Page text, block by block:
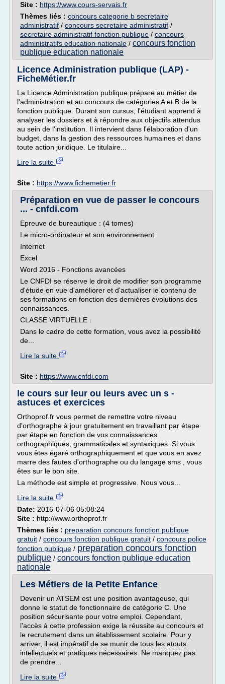
Site : https://www.cours-servais.fr
Thèmes liés : concours categorie b secretaire
administratif / concours secretaire administratif /
secretaire administratif fonction publique / concours
administratifs education nationale / concours fonction
publique education nationale
Licence Administration publique (LAP) -
FicheMétier.fr
La Licence Administration publique prépare au métier de
l'administration et au concours de catégories A et B de la
fonction publique. Durant son cursus, l'étudiant apprend à
analyser les dossiers et à répondre aux objectifs attendus
au sein de l'institution. Il intervient dans l'élaboration d'un
budget, dans la gestion des ressources humaines et dans
toute action juridique. Le titulaire...
Lire la suite
Site : https://www.fichemetier.fr
Préparation en vue de passer le concours
... - cnfdi.com
Epreuve de bureautique : (4 tomes)
Le micro-ordinateur et son environnement
Internet
Excel
Word 2016 - Fonctions avancées
Le CNFDI se réserve le droit de modifier son programme
d'étude en vue d'améliorer et d'actualiser le contenu de
ses formations en fonction des dernières évolutions des
connaissances.
CLASSE VIRTUELLE :
Dans le cadre de cette formation, vous avez la possibilité
de...
Lire la suite
Site : https://www.cnfdi.com
le cours sur leur ou leurs avec un s -
astuces et exercices
Orthoprof.fr vous permet de remettre votre niveau
d'orthographe à jour gratuitement en travaillant par étape
par étape en fonction de vos connaissances
orthographiques, grammaticales et syntaxiques. Si vous
vous êtes égaré orthographiquement et que vous en avez
marre des fautes d'orthographe ou du langage sms , vous
êtes sur le bon site.
La méthode est simple et progressive. Nous vous...
Lire la suite
Date: 2016-07-06 05:08:24
Site : http://www.orthoprof.fr
Thèmes liés : preparation concours fonction publique
gratuit / concours fonction publique gratuit / concours police
fonction publique / preparation concours fonction
publique / concours fonction publique education
nationale
Les Métiers de la Petite Enfance
Devenir un ATSEM est une position avantageuse, qui
donne le statut de fonctionnaire de catégorie C. Une
position sécurisante pour votre emploi. Cependant,
l'accès à cette profession exige la réussite au concours et
le recrutement dans un établissement scolaire. Pour y
arriver, il est impératif de se munir de tous les atouts
intellectuels et pratiques nécessaires. Ne manquez pas
de prendre...
Lire la suite